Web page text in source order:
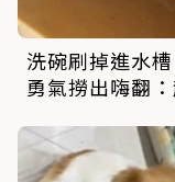
洗碗刷掉進水
勇氣撈出嗨翻